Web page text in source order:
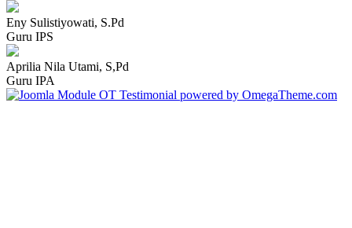
Eny Sulistiyowati, S.Pd
Guru IPS
Aprilia Nila Utami, S,Pd
Guru IPA